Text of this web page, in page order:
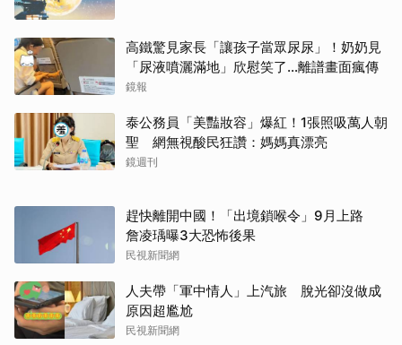
高鐵驚見家長「讓孩子當眾尿尿」！奶奶見
「尿液噴灑滿地」欣慰笑了…離譜畫面瘋傳
鏡報
泰公務員「美豔妝容」爆紅！1張照吸萬人朝
聖 網無視酸民狂讚：媽媽真漂亮
鏡週刊
趕快離開中國！「出境鎖喉令」9月上路
詹凌瑀曝3大恐怖後果
民視新聞網
人夫帶「軍中情人」上汽旅 脫光卻沒做成
原因超尷尬
民視新聞網